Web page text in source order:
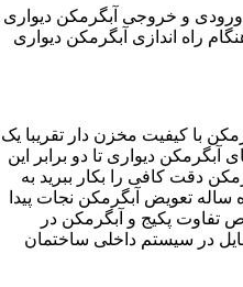
و خروجی آبگرمکن دیواری
راه اندازی آبگرمکن دیواری
با کیفیت مخزن دار تقریبا یک
دیواری تا دو برابر این
دقت کافی را بکار ببرید به
ساله تعویض آبگرمکن نجات پیدا
تفاوت پکیج و آبگرمکن در
در سیستم داخلی ساختمان